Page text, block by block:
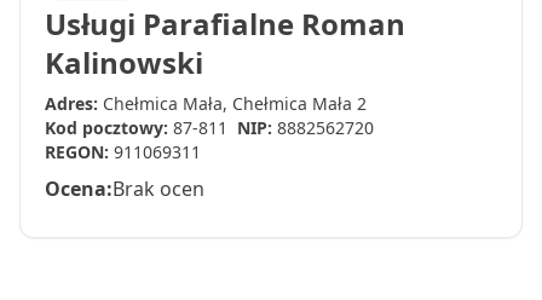
Usługi Parafialne Roman
Kalinowski
Adres: Chełmica Mała, Chełmica Mała 2
Kod pocztowy: 87-811 NIP: 8882562720
REGON: 911069311
Ocena:Brak ocen